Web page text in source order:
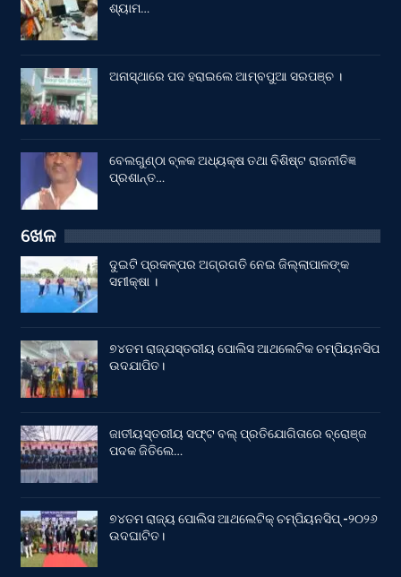
ଶ୍ୟାମ…
ଅନାସ୍ଥାରେ ପଦ ହରାଇଲେ ଆମ୍ବପୁଆ ସରପଞ୍ଚ ।
ବେଲଗୁଣ୍ଠା ବ୍ଳକ ଅଧ୍ୟକ୍ଷ ତଥା ବିଶିଷ୍ଟ ରାଜନୀତିଜ୍ଞ
ପ୍ରଶାନ୍ତ…
ଖେଳ
ଦୁଇଟି ପ୍ରକଳ୍ପର ଅଗ୍ରଗତି ନେଇ ଜିଲ୍ଲାପାଳଙ୍କ
ସମୀକ୍ଷା ।
୭୪ତମ ରାଜ୍ଯସ୍ତରୀୟ ପୋଲିସ ଆଥଲେଟିକ ଚମ୍ପିୟନସିପ
ଉଦଯାପିତ।
ଜାତୀୟସ୍ତରୀୟ ସଫ୍ଟ ବଲ୍ ପ୍ରତିଯୋଗିତାରେ ବ୍ରୋଞ୍ଜ
ପଦକ ଜିତିଲେ…
୭୪ତମ ରାଜ୍ୟ ପୋଲିସ ଆଥଲେଟିକ୍ ଚମ୍ପିୟନସିପ୍ -୨୦୨୬
ଉଦଘାଟିତ।